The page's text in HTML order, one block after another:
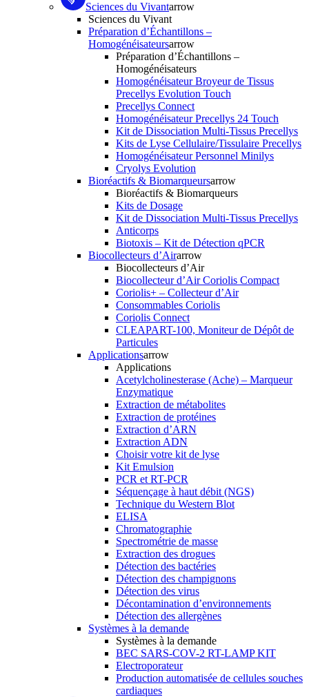
Sciences du Vivantarrow
Sciences du Vivant
Préparation d’Échantillons –
Homogénéisateursarrow
Préparation d’Échantillons –
Homogénéisateurs
Homogénéisateur Broyeur de Tissus
Precellys Evolution Touch
Precellys Connect
Homogénéisateur Precellys 24 Touch
Kit de Dissociation Multi-Tissus Precellys
Kits de Lyse Cellulaire/Tissulaire Precellys
Homogénéisateur Personnel Minilys
Cryolys Evolution
Bioréactifs & Biomarqueursarrow
Bioréactifs & Biomarqueurs
Kits de Dosage
Kit de Dissociation Multi-Tissus Precellys
Anticorps
Biotoxis – Kit de Détection qPCR
Biocollecteurs d’Airarrow
Biocollecteurs d’Air
Biocollecteur d’Air Coriolis Compact
Coriolis+ – Collecteur d’Air
Consommables Coriolis
Coriolis Connect
CLEAPART-100, Moniteur de Dépôt de
Particules
Applicationsarrow
Applications
Acetylcholinesterase (Ache) – Marqueur
Enzymatique
Extraction de métabolites
Extraction de protéines
Extraction d’ARN
Extraction ADN
Choisir votre kit de lyse
Kit Emulsion
PCR et RT-PCR
Séquençage à haut débit (NGS)
Technique du Western Blot
ELISA
Chromatographie
Spectrométrie de masse
Extraction des drogues
Détection des bactéries
Détection des champignons
Détection des virus
Décontamination d’environnements
Détection des allergènes
Systèmes à la demande
Systèmes à la demande
BEC SARS-COV-2 RT-LAMP KIT
Electroporateur
Production automatisée de cellules souches
cardiaques